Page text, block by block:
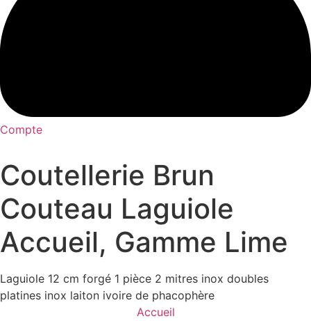
Compte
Coutellerie Brun
Couteau Laguiole
Accueil, Gamme Lime
Laguiole 12 cm forgé 1 pièce 2 mitres inox doubles
platines inox laiton ivoire de phacophère
Accueil